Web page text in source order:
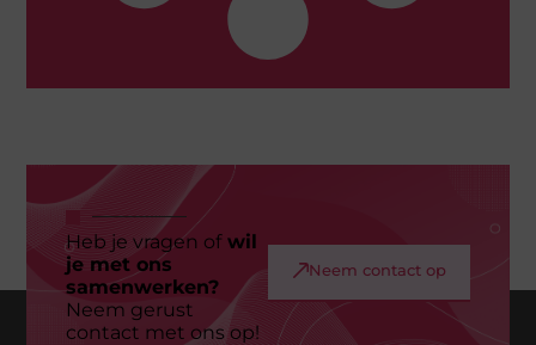
Heb je vragen ofwil
je met ons
samenwerken?
Neem gerust
contact met ons op!
Neem contact op